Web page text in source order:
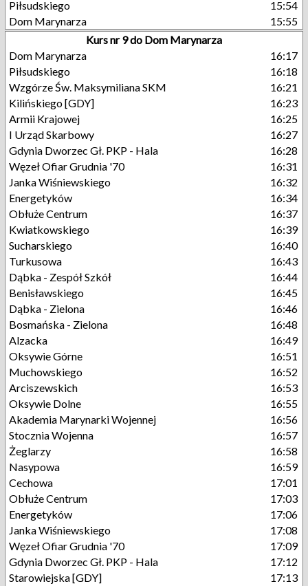
Piłsudskiego
15:54
Dom Marynarza
15:55
Kurs nr 9 do Dom Marynarza
Dom Marynarza
16:17
Piłsudskiego
16:18
Wzgórze Św. Maksymiliana SKM
16:21
Kilińskiego [GDY]
16:23
Armii Krajowej
16:25
I Urząd Skarbowy
16:27
Gdynia Dworzec Gł. PKP - Hala
16:28
Węzeł Ofiar Grudnia '70
16:31
Janka Wiśniewskiego
16:32
Energetyków
16:34
Obłuże Centrum
16:37
Kwiatkowskiego
16:39
Sucharskiego
16:40
Turkusowa
16:43
Dąbka - Zespół Szkół
16:44
Benisławskiego
16:45
Dąbka - Zielona
16:46
Bosmańska - Zielona
16:48
Alzacka
16:49
Oksywie Górne
16:51
Muchowskiego
16:52
Arciszewskich
16:53
Oksywie Dolne
16:55
Akademia Marynarki Wojennej
16:56
Stocznia Wojenna
16:57
Żeglarzy
16:58
Nasypowa
16:59
Cechowa
17:01
Obłuże Centrum
17:03
Energetyków
17:06
Janka Wiśniewskiego
17:08
Węzeł Ofiar Grudnia '70
17:09
Gdynia Dworzec Gł. PKP - Hala
17:12
Starowiejska [GDY]
17:13